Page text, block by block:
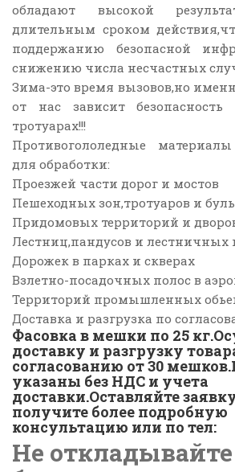
обладают высокой
длительным сроком
поддержанию безопасной
снижению числа несчастных
Зима-это время вызовов,но
от нас зависит
тротуарах!!!
Противогололедные
для обработки:
Проезжей части дорог и мостов
Пешеходных зон,тротуаров и
Придомовых территорий и
Лестниц,пандусов и лестничных
Дорожек в парках и скверах
Взлетно-посадочных полос в
Территорий промышленных
Доставка и разгрузка по
Фасовка в мешки по 25
доставку и разгрузку
согласованию от 30
указаны без НДС и учета
доставки.Оставляйте
получите более подробную
консультацию или по тел:
Не откладывайте